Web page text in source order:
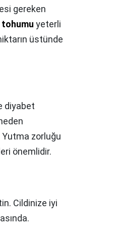
gereken
tohumu yeterli
üstünde
diyabet
zorluğu
önemlidir.
Cildinize iyi